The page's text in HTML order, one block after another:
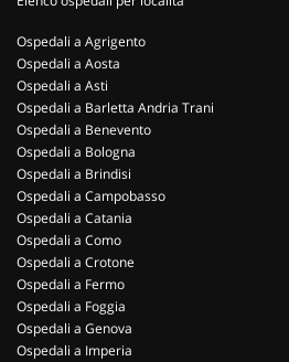
Ospedali a Agrigento
Ospedali a Aosta
Ospedali a Asti
Ospedali a Barletta Andria Trani
Ospedali a Benevento
Ospedali a Bologna
Ospedali a Brindisi
Ospedali a Campobasso
Ospedali a Catania
Ospedali a Como
Ospedali a Crotone
Ospedali a Fermo
Ospedali a Foggia
Ospedali a Genova
Ospedali a Imperia